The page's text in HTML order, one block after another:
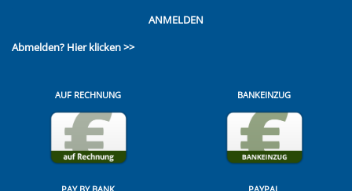
ANMELDEN
Abmelden? Hier klicken >>
AUF RECHNUNG BANKEINZUG